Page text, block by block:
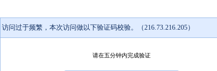
访问过于频繁，本次访问做以下验证码校验。（216.73.216.205）
请在五分钟内完成验证